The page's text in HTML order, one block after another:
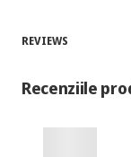
REVIEWS
Recenziile